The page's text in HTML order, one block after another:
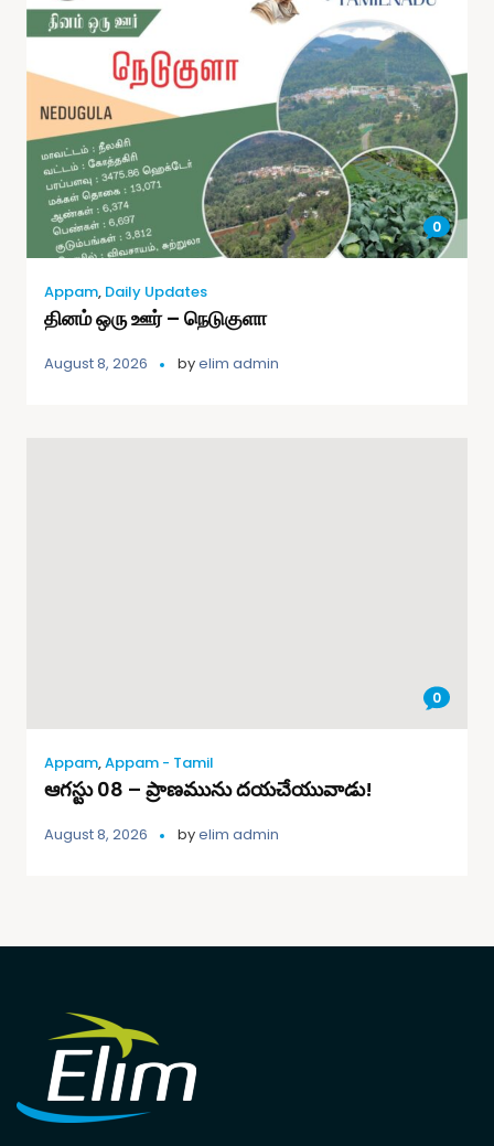
0
Appam, Daily Updates
தினம் ஒரு ஊர் – நெடுகுளா
August 8, 2026 byelim admin
0
Appam,Appam - Tamil
ఆగస్టు 08 – ప్రాణమును దయచేయువాడు!
August 8, 2026 byelim admin